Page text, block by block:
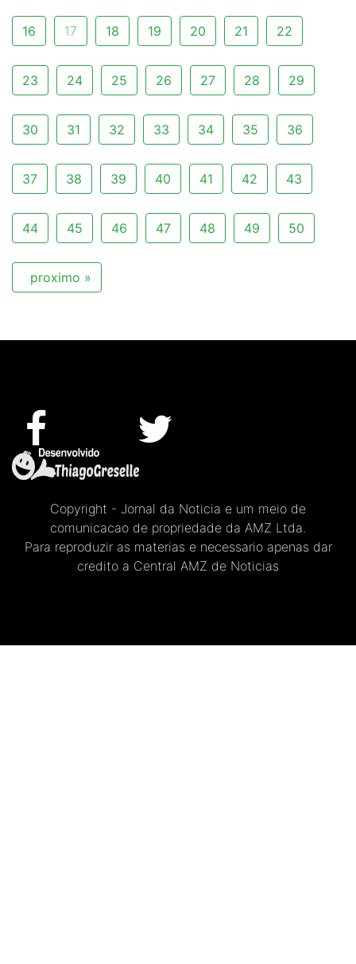
16 17 18 19 20 21 22
23 24 25 26 27 28 29
30 31 32 33 34 35 36
37 38 39 40 41 42 43
44 45 46 47 48 49 50
proximo »
Copyright - Jornal da Noticia e um meio de
comunicacao de propriedade da AMZ Ltda.
Para reproduzir as materias e necessario apenas dar
credito a Central AMZ de Noticias